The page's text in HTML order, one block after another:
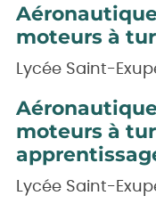
moteurs à
Lycée Saint-
moteurs à
Lycée Saint-